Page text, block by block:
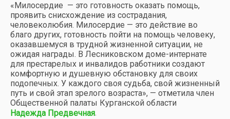
«Милосердие — это готовность оказать помощь,
проявить снисхождение из сострадания,
человеколюбия. Милосердие — это действие во
благо других, готовность пойти на помощь человеку,
оказавшемуся в трудной жизненной ситуации, не
ожидая награды. В Лесниковском доме-интернате
для престарелых и инвалидов работники создают
комфортную и душевную обстановку для своих
подопечных. У каждого своя судьба, свой жизненный
путь и свой этап зрелого возраста», — отметила член
Общественной палаты Курганской области
Надежда Предвечная.